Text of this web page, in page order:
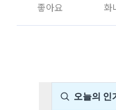
좋아요 화